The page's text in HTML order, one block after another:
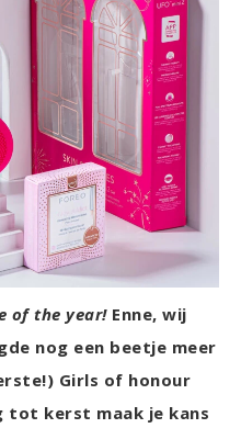
of the year!Enne, wij
nog een beetje meer
Girls of honour
tot kerst maak je kans